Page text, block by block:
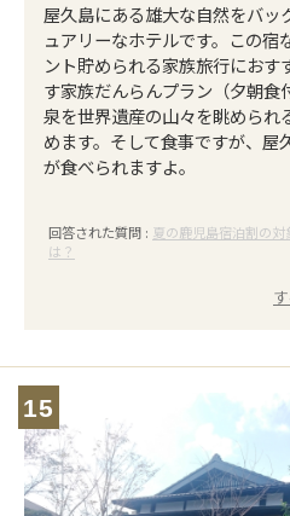
屋久島にある雄大な自然をバッ
ュアリーなホテルです。この宿
ント貯められる家族旅行にお
す家族だんらんプラン（夕朝食
泉を世界遺産の山々を眺められ
めます。そして食事ですが、屋
が食べられますよ。
回答された質問 : 夏の鹿児島宿泊割の
は？
15